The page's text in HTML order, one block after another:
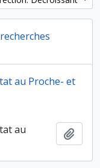
au Proche- et
au